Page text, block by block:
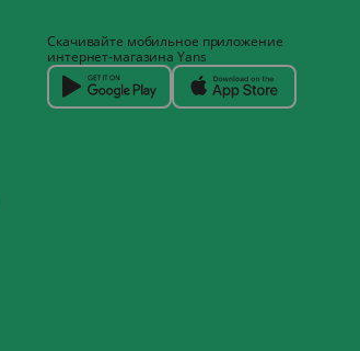
Скачивайте мобильное приложение
интернет-магазина Yans